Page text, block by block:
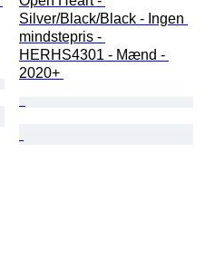
Silver/Black/Black - Ingen
mindstepris -
HERHS4301 - Mænd -
2020+